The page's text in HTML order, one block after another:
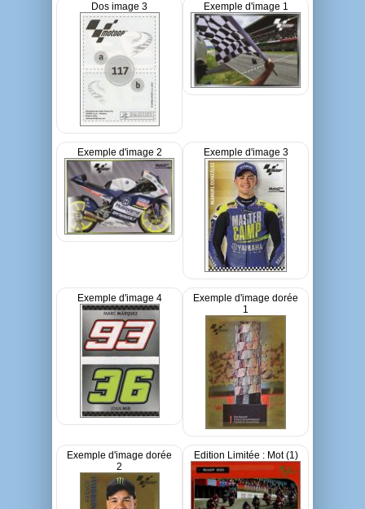
Dos image 3 Exemple d'image 1
Exemple d'image 2 Exemple d'image 3
Exemple d'image 4
Exemple d'image dorée
1
Exemple d'image dorée
2
Edition Limitée : Mot (1)